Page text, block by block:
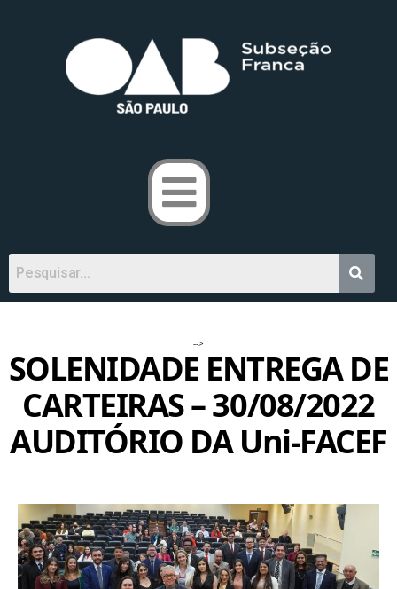
-->
SOLENIDADE ENTREGA DE
CARTEIRAS – 30/08/2022
AUDITÓRIO DA Uni-FACEF